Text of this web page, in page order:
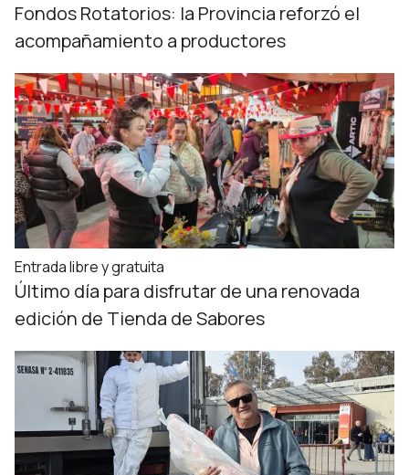
Fondos Rotatorios: la Provincia reforzó el
acompañamiento a productores
Entrada libre y gratuita
Último día para disfrutar de una renovada
edición de Tienda de Sabores